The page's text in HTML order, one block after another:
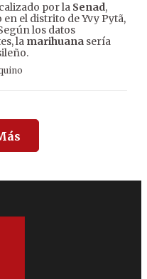
por la Senad,
el distrito de Yvy Pytã,
los datos
la marihuana sería